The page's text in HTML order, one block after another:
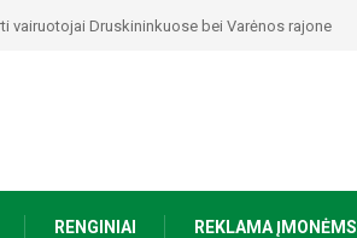
vairuotojai Druskininkuose bei Varėnos rajone
RENGINIAI REKLAMA ĮMONĖMS